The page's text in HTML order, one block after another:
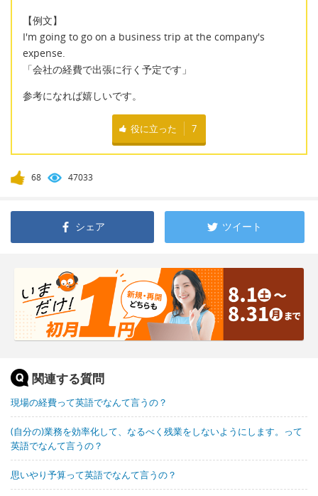
【例文】
I'm going to go on a business trip at the company's
expense.
「会社の経費で出張に行く予定です」
参考になれば嬉しいです。
役に立った 7
68 47033
シェア ツイート
関連する質問
現場の経費って英語でなんて言うの？
(自分の)業務を効率化して、なるべく残業をしないようにします。って
英語でなんて言うの？
思いやり予算って英語でなんて言うの？